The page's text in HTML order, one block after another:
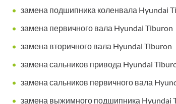
замена подшипника коленвала Hyundai
замена первичного вала Hyundai Tiburon
замена вторичного вала Hyundai Tiburon
замена сальников привода Hyundai
замена сальников первичного вала
замена выжимного подшипника Hyundai